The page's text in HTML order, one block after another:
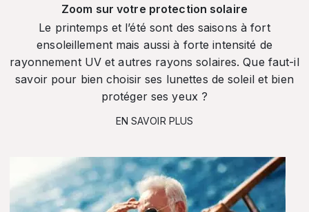
Zoom sur votre protection solaire
Le printemps et l’été sont des saisons à fort
ensoleillement mais aussi à forte intensité de
rayonnement UV et autres rayons solaires. Que faut-il
savoir pour bien choisir ses lunettes de soleil et bien
protéger ses yeux ?
EN SAVOIR PLUS